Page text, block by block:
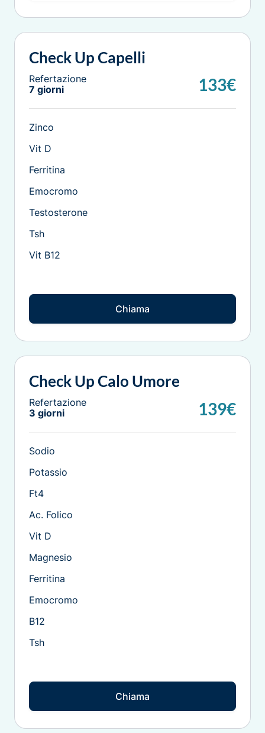
Check Up Capelli
Refertazione
7 giorni
133€
Zinco
Vit D
Ferritina
Emocromo
Testosterone
Tsh
Vit B12
Chiama
Check Up Calo Umore
Refertazione
3 giorni
139€
Sodio
Potassio
Ft4
Ac. Folico
Vit D
Magnesio
Ferritina
Emocromo
B12
Tsh
Chiama